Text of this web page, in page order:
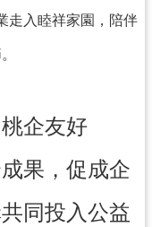
走入睦祥家園，陪伴
企友好
果，促成企
同投入公益